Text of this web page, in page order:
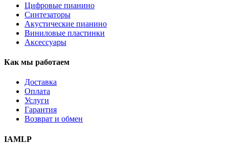
Цифровые пианино
Синтезаторы
Акустические пианино
Виниловые пластинки
Аксессуары
Как мы работаем
Доставка
Оплата
Услуги
Гарантия
Возврат и обмен
IAMLP